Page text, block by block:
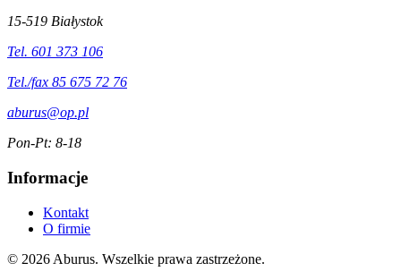
15-519 Białystok
Tel. 601 373 106
Tel./fax 85 675 72 76
aburus@op.pl
Pon-Pt: 8-18
Informacje
Kontakt
O firmie
© 2026 Aburus. Wszelkie prawa zastrzeżone.